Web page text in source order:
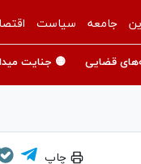
جامعه سیاست
قضایی 🟡 جنایت
چاپ